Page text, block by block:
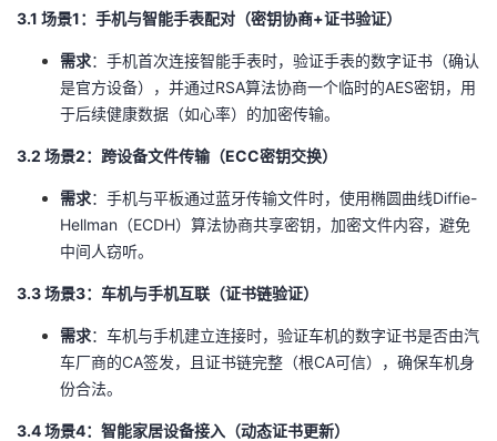
​3.1 场景1：手机与智能手表配对（密钥协商+证书验证）​
​需求​​：手机首次连接智能手表时，验证手表的数字证书（确认
是官方设备），并通过RSA算法协商一个临时的AES密钥，用
于后续健康数据（如心率）的加密传输。
​3.2 场景2：跨设备文件传输（ECC密钥交换）​
​需求​​：手机与平板通过蓝牙传输文件时，使用椭圆曲线Diffie-
Hellman（ECDH）算法协商共享密钥，加密文件内容，避免
中间人窃听。
​3.3 场景3：车机与手机互联（证书链验证）​
​需求​​：车机与手机建立连接时，验证车机的数字证书是否由汽
车厂商的CA签发，且证书链完整（根CA可信），确保车机身
份合法。
​3.4 场景4：智能家居设备接入（动态证书更新）​